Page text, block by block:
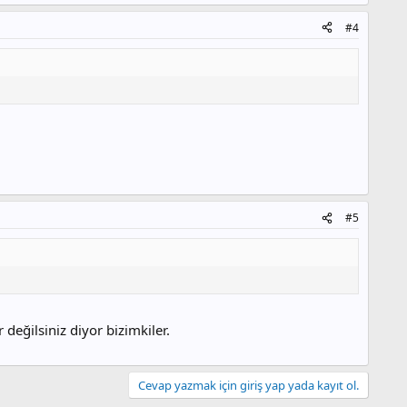
#4
#5
değilsiniz diyor bizimkiler.
Cevap yazmak için giriş yap yada kayıt ol.